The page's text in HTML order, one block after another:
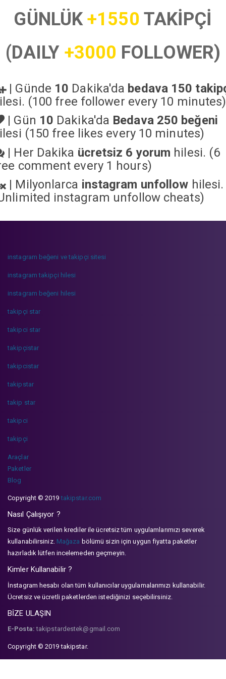
GÜNLÜK+1550 TAKİPÇİ
(DAILY +3000 FOLLOWER)
| Günde 10 Dakika'da bedava 150
(100 free follower every 10 minutes)
| Gün 10 Dakika'da Bedava 250 beğeni
(150 free likes every 10 minutes)
| Her Dakika ücretsiz 6 yorum hilesi. (6
comment every 1 hours)
| Milyonlarca instagram unfollow hilesi.
instagram unfollow cheats)
instagram beğeni ve takipçi sitesi
instagram takipçi hilesi
instagram beğeni hilesi
takipçi star
takipci star
takipçistar
takipcistar
takipstar
takip star
takipci
takipçi
Araçlar
Paketler
Blog
Copyright © 2019takipstar.com
Nasıl Çalışıyor ?
Size günlük verilen krediler ile ücretsiz tüm uygulamlarımızı severek
kullanabilirsiniz. Mağaza bölümü sizin için uygun fiyatta paketler
hazırladık lütfen incelemeden geçmeyin.
Kimler Kullanabilir ?
İnstagram hesabı olan tüm kullanıcılar uygulamalarımızı kullanabilir.
Ücretsiz ve ücretli paketlerden istediğinizi seçebilirsiniz.
BİZE ULAŞIN
E-Posta: takipstardestek@gmail.com
Copyright © 2019 takipstar.